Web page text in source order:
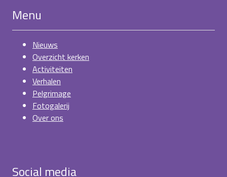
Menu
Nieuws
Overzicht kerken
Activiteiten
Verhalen
Pelgrimage
Fotogalerij
Over ons
Social media